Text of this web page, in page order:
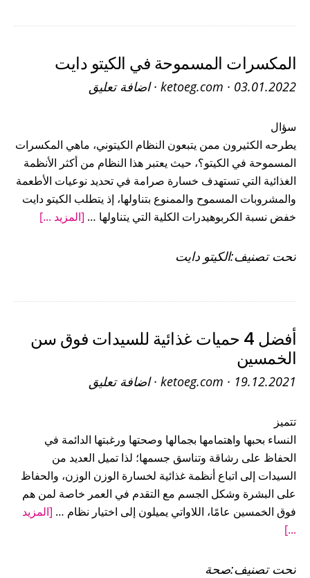
المكسرات المسموحة في الكيتو دايت
ketoeg.com · 03.01.2022
·اضافة تعليق
سؤال
يطرحه الكثيرون ممن يتبعون النظام الكيتوني، ماهي المكسرات
المسموحة في الكيتو؟، حيث يعتبر هذا النظام من أكثر الأنظمة
الغذائية التي تستهدف خسارة صرامة في تحديد نوعيات الأطعمة
والمشروبات المسموح والممنوع بتناولها، إذ يتطلب الكيتو دايت
خفض نسبة الكربوهيدرات الكلية التي يتناولها … [المزيد ...]
تحت تصنيف:الكيتو دايت
أفضل 4 حميات غذائية للسيدات فوق سن
الخمسين
ketoeg.com · 19.12.2021
·اضافة تعليق
تتميز
النساء بحبها واهتمامها بجمالها وصحتها ورغبتها الدائمة في
الحفاظ على رشاقة وتناسق جسمها؛ لذا تميل العديد من
السيدات إلى اتباع أنظمة غذائية لخسارة الوزن الوزن، والحفاظ
على البشرة وشكل الجسم مع التقدم في العمر خاصة لمن هم
فوق الخمسين عامًا، اللاواتي يميلون إلى اختيار نظام … [المزيد
...]
حميات
تحت تصنيف:صحة